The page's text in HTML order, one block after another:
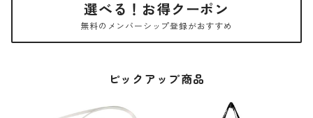
選べる！お得クーポン
無料のメンバーシップ登録がおすすめ
ピックアップ商品